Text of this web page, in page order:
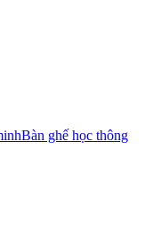
Bàn ghế học thông